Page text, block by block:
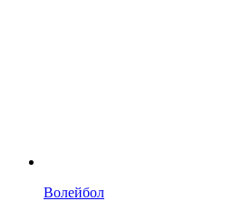
Волейбол